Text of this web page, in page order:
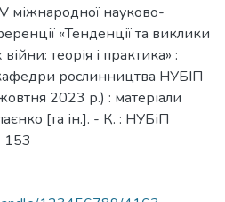
міжнародної науково-
«Тенденції та виклики
теорія і практика» :
рослинництва НУБІП
2023 р.) : матеріали
[та ін.]. - К. : НУБіП
153